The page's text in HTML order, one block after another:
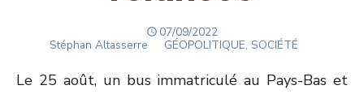
POSTED
ON
07/09/2022
Author
Stéphan Altasserre GÉOPOLITIQUE, SOCIÉTÉ
Le 25 août, un bus immatriculé au Pays-Bas et